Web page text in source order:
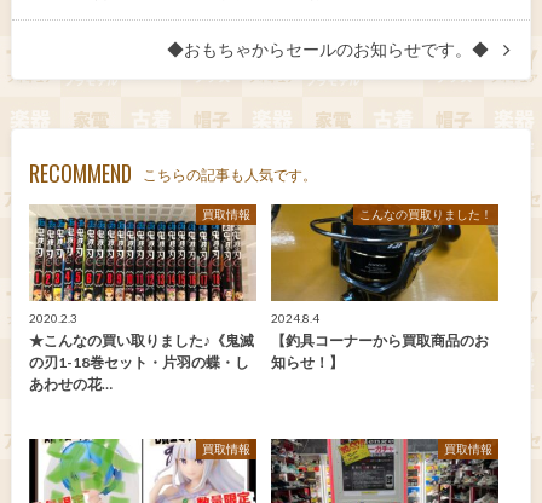
◆おもちゃからセールのお知らせです。◆
RECOMMEND こちらの記事も人気です。
買取情報
2020.2.3
★こんなの買い取りました♪《鬼滅
の刃1-18巻セット・片羽の蝶・し
あわせの花…
こんなの買取りました！
2024.8.4
【釣具コーナーから買取商品のお
知らせ！】
買取情報 買取情報